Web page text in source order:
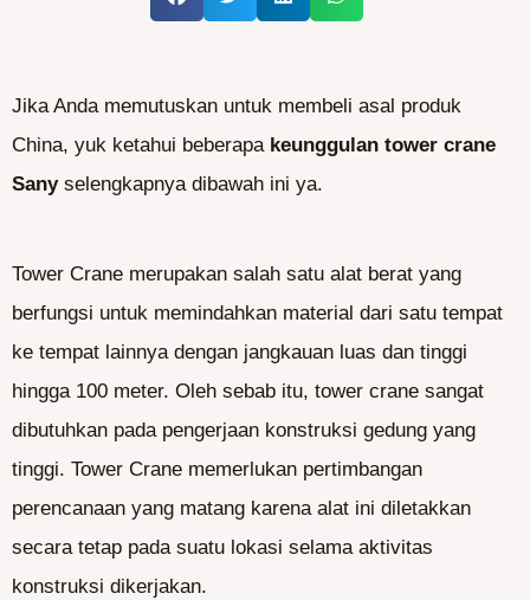
Jika Anda memutuskan untuk membeli asal produk
China, yuk ketahui beberapa keunggulan tower crane
Sanyselengkapnya dibawah ini ya.
Tower Crane merupakan salah satu alat berat yang
berfungsi untuk memindahkan material dari satu tempat
ke tempat lainnya dengan jangkauan luas dan tinggi
hingga 100 meter. Oleh sebab itu, tower crane sangat
dibutuhkan pada pengerjaan konstruksi gedung yang
tinggi. Tower Crane memerlukan pertimbangan
perencanaan yang matang karena alat ini diletakkan
secara tetap pada suatu lokasi selama aktivitas
konstruksi dikerjakan.